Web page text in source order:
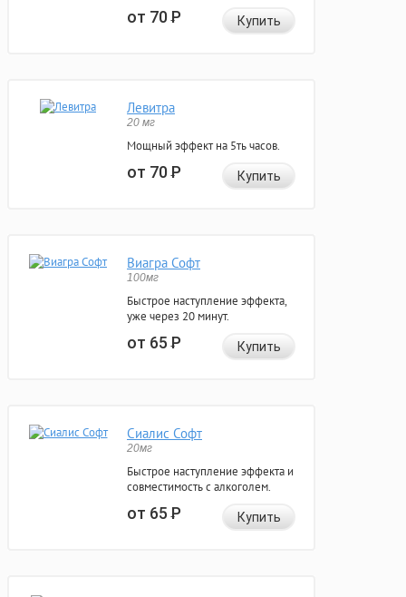
от 70Р Купить
Левитра
20 мг
Мощный эффект на 5ть часов.
от 70Р Купить
Виагра Софт
100мг
Быстрое наступление эффекта,
уже через 20 минут.
от 65Р Купить
Сиалис Софт
20мг
Быстрое наступление эффекта и
совместимость с алкоголем.
от 65Р Купить